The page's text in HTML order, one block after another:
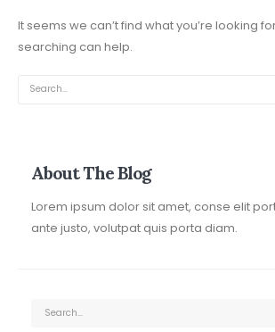
It seems we can’t find what you’re looking
searching can help.
About The Blog
Lorem ipsum dolor sit amet, conse elit
ante justo, volutpat quis porta diam.